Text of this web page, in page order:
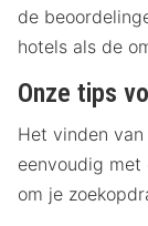
de
hotels als de
Onze tips
Het vinden
eenvoudig met
om je